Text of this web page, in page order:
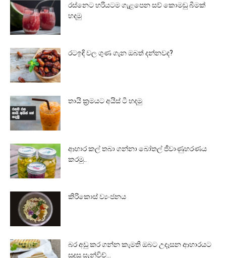
රස්නෙට හරියටම ගැළපෙන සව් කොමඩු බීමක්
හදමු
රටඉඳි වල ගුණ ගැන ඔබත් දන්නවද?
තායි ක්‍රමයට අයිස් ටී හදමු
ආහාර කල් තබා ගන්නා බෝතල් ජීවාණුහරණය
කරමු..
කිරිකොස් ව්‍යංජනය
බර අඩු කර ගන්න කැමති ඔබට උදෑසන ආහාරයට
සුදුසු සැන්විච්...